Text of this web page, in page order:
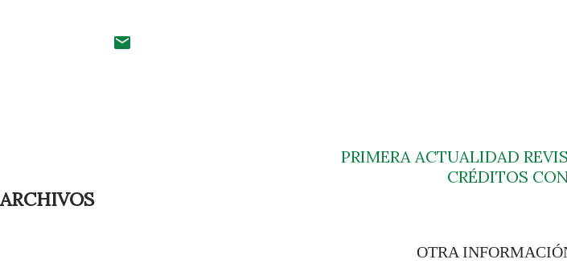
PRIMERA ACTUALIDAD
CRÉDITOS
ARCHIVOS
OTRA